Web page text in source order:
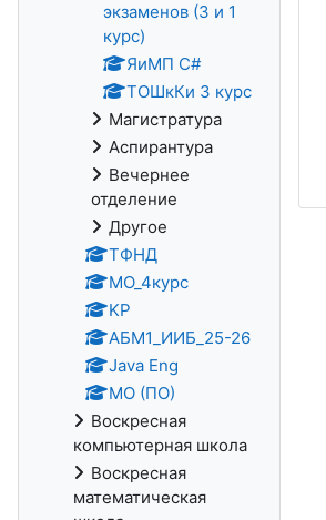
экзаменов (3 и 1
курс)
ЯиМП C#
ТОШкКи 3 курс
Магистратура
Аспирантура
Вечернее
отделение
Другое
ТФНД
МО_4курс
KP
АБМ1_ИИБ_25-26
Java Eng
МО (ПО)
Воскресная
компьютерная школа
Воскресная
математическая